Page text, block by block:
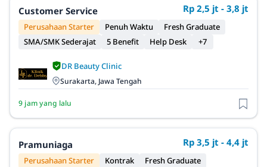
Customer Service Rp 2,5 jt - 3,8 jt
Perusahaan Starter Penuh Waktu
Fresh Graduate
SMA/SMK Sederajat
5 Benefit Help Desk +7
DR Beauty Clinic
Surakarta, Jawa Tengah
9 jam yang lalu
Pramuniaga Rp 3,5 jt - 4,4 jt
Perusahaan Starter Kontrak
Fresh Graduate